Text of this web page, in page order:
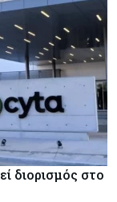
διορισμός στο